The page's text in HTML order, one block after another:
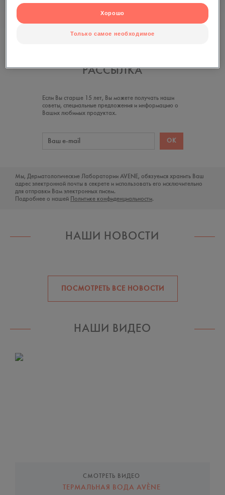
КОЖИ СКЛОННОЙ К АКНЕ
РАССЫЛКА
Если Вы старше 15 лет, Вы можете получать наши
советы, специальные предложения и информацию о
Ваших любимых продуктах.
Мы, Дерматологические Лаборатории AVENE, обязуемся хранить Ваш
адрес электронной почты в секрете и использовать его исключительно
для отправки Вам электронных писем.
Подробнее о нашей
Политике конфиденциальности.
НАШИ НОВОСТИ
ПОДАРКИ ПОКУПАТЕЛЯМ КОСМЕТИКИ XeraCalm A.D.
ПОСМОТРЕТЬ ВСЕ НОВОСТИ
НАШИ ВИДЕО
СМОТРЕТЬ ВИДЕО
ТЕРМАЛЬНАЯ ВОДА AVÈNE
Только самое необходимое
Хорошо